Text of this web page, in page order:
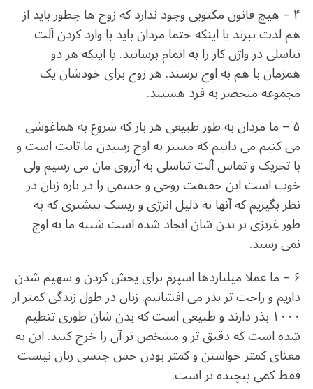
۴ – هیچ قانون مکتوبی وجود ندارد که زوج ها چطور باید از
هم لذت ببرند یا اینکه حتما مردان باید با وارد کردن آلت
تناسلی در واژن کار را به اتمام برسانند. یا اینکه هر دو
همزمان با هم به اوج برسند. هر زوج برای خودشان یک
مجموعه منحصر به فرد هستند.
۵ – ما مردان به طور طبیعی هر بار که شروع به هماغوشی
می کنیم می دانیم که مسیر به اوج رسیدن ما ثابت است و
با تحریک و تماس آلت تناسلی به آرزوی مان می رسیم ولی
خوب است این حقیقت روحی و جسمی را در باره زنان در
نظر بگیریم که آنها به دلیل انرژی و ریسک بیشتری که به
طور غریزی بر بدن شان ایجاد شده است شبیه ما به اوج
نمی رسند.
۶ – ما عملا میلیاردها اسپرم برای پخش کردن و سهیم شدن
داریم و راحت تر بذر می افشانیم. زنان در طول زندگی کمتر از
۱۰۰۰ بذر دارند و طبیعی است که بدن شان طوری تنظیم
شده است که دقیق تر و مشخص تر آن را خرج کنند. این به
معنای کمتر خواستن و کمتر بودن حس جنسی زنان نیست
فقط کمی پیچیده تر است.